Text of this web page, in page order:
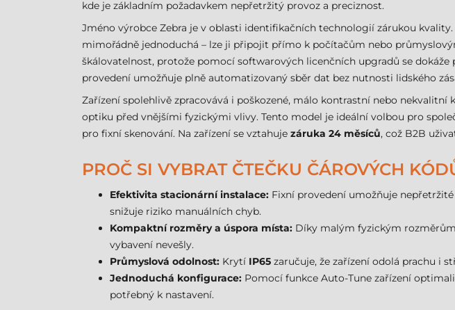
kde je základním požadavkem nepřetržitý provoz a preciznost.
Jméno výrobce Zebra je v oblasti identifikačních technologií zárukou
mimořádně jednoduchá – lze ji připojit přímo k počítačům nebo
škálovatelnost, protože pomocí softwarových licenčních upgradů se
provedení umožňuje plně automatizovaný sběr dat bez nutnosti lidského
Zařízení spolehlivě zpracovává i poškozené, málo kontrastní nebo
optiku před vnějšími fyzickými vlivy. Tento model je ideální volbou pro
pro fixní skenování. Na zařízení se vztahuje záruka 24 měsíců, což B2B
PROČ SI VYBRAT ČTEČKU ČÁROVÝCH
Efektivita stacionární instalace: Fixní provedení umožňuje
snižuje riziko manuálních chyb.
Kompaktní rozměry a úspora místa: Díky malým fyzickým
vybavení nevešly.
Průmyslová odolnost: Krytí IP65 zaručuje, že zařízení odolá prachu i
Jednoduchá konfigurace: Pomocí funkce Auto-Tune zařízení
potřebný k nastavení.